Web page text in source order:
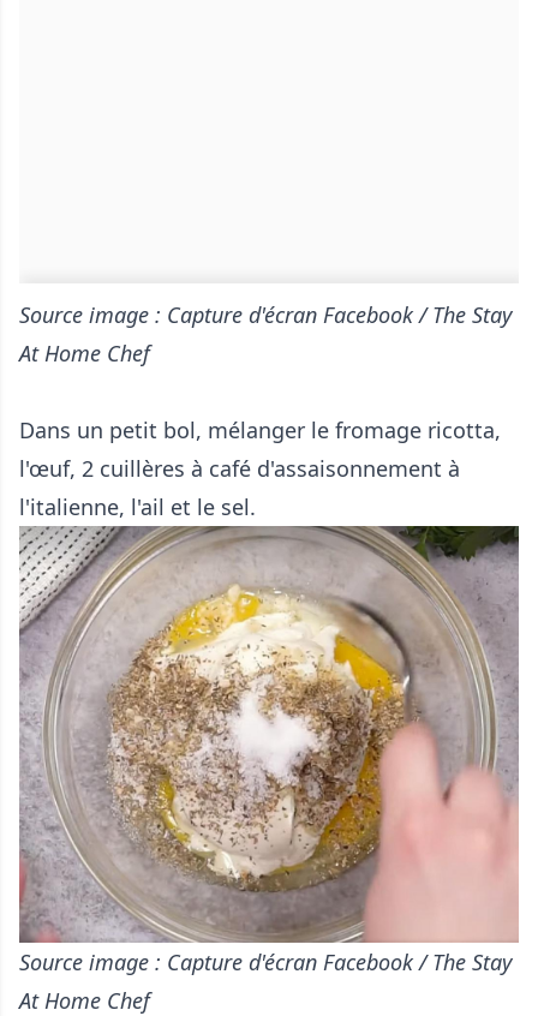
Source image : Capture d'écran Facebook / The Stay
At Home Chef
Dans un petit bol, mélanger le fromage ricotta,
l'œuf, 2 cuillères à café d'assaisonnement à
l'italienne, l'ail et le sel.
Source image : Capture d'écran Facebook / The Stay
At Home Chef